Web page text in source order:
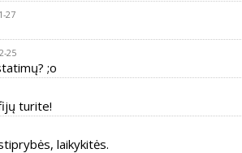
27
25
;o
turite!
laikykitės.